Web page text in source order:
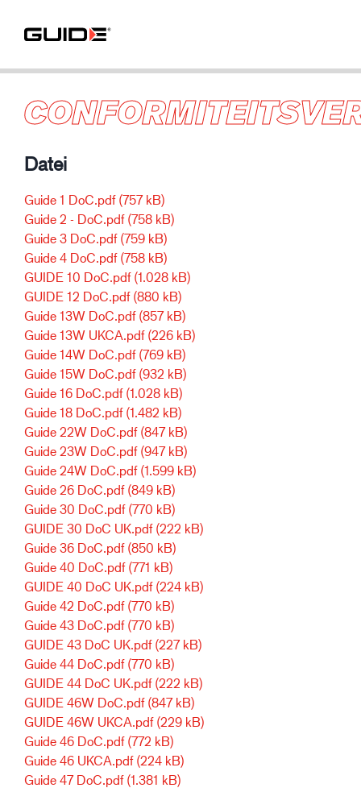
Datei
Guide 1 DoC.pdf (757 kB)
Guide 2 - DoC.pdf (758 kB)
Guide 3 DoC.pdf (759 kB)
Guide 4 DoC.pdf (758 kB)
GUIDE 10 DoC.pdf (1.028 kB)
GUIDE 12 DoC.pdf (880 kB)
Guide 13W DoC.pdf (857 kB)
Guide 13W UKCA.pdf (226 kB)
Guide 14W DoC.pdf (769 kB)
Guide 15W DoC.pdf (932 kB)
Guide 16 DoC.pdf (1.028 kB)
Guide 18 DoC.pdf (1.482 kB)
Guide 22W DoC.pdf (847 kB)
Guide 23W DoC.pdf (947 kB)
Guide 24W DoC.pdf (1.599 kB)
Guide 26 DoC.pdf (849 kB)
Guide 30 DoC.pdf (770 kB)
GUIDE 30 DoC UK.pdf (222 kB)
Guide 36 DoC.pdf (850 kB)
Guide 40 DoC.pdf (771 kB)
GUIDE 40 DoC UK.pdf (224 kB)
Guide 42 DoC.pdf (770 kB)
Guide 43 DoC.pdf (770 kB)
GUIDE 43 DoC UK.pdf (227 kB)
Guide 44 DoC.pdf (770 kB)
GUIDE 44 DoC UK.pdf (222 kB)
GUIDE 46W DoC.pdf (847 kB)
GUIDE 46W UKCA.pdf (229 kB)
Guide 46 DoC.pdf (772 kB)
Guide 46 UKCA.pdf (224 kB)
Guide 47 DoC.pdf (1.381 kB)